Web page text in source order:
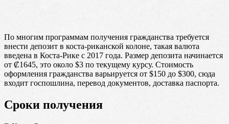
По многим программам получения гражданства требуется
внести депозит в коста-риканской колоне, такая валюта
введена в Коста-Рике с 2017 года. Размер депозита начинается
от ₡1645, это около $3 по текущему курсу. Стоимость
оформления гражданства варьируется от $150 до $300, сюда
входит госпошлина, перевод документов, доставка паспорта.
Сроки получения